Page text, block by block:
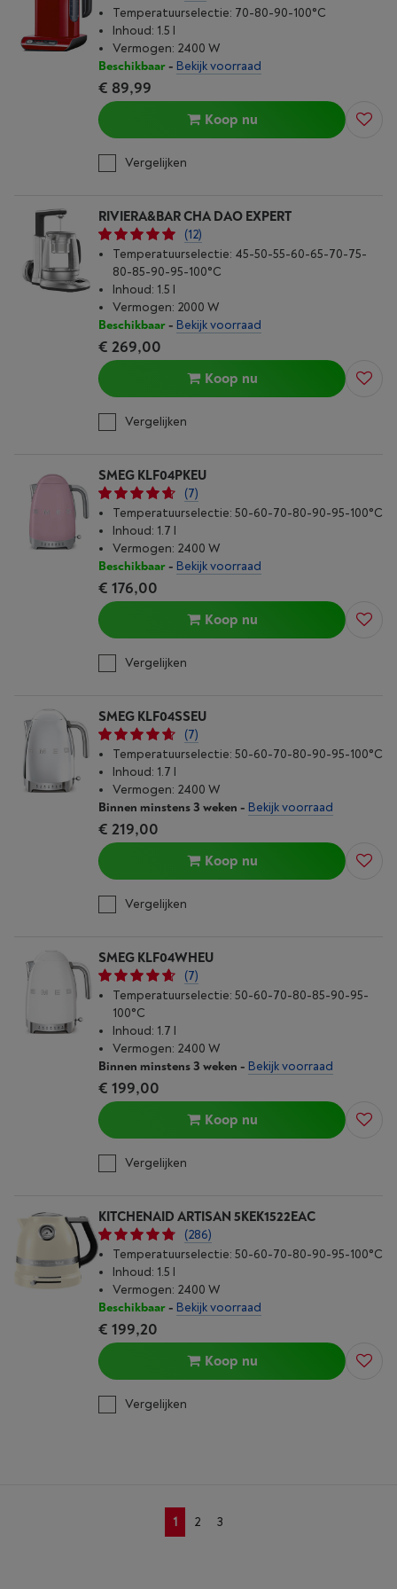
Temperatuurselectie: 70-80-90-100°C
Inhoud: 1.5 l
Vermogen: 2400 W
Beschikbaar- Bekijk voorraad
€ 89,99
Koop nu
Vergelijken
RIVIERA&BAR CHA DAO EXPERT
(12)
Temperatuurselectie: 45-50-55-60-65-70-75-
80-85-90-95-100°C
Inhoud: 1.5 l
Vermogen: 2000 W
Beschikbaar- Bekijk voorraad
€ 269,00
Koop nu
Vergelijken
SMEG KLF04PKEU
(7)
Temperatuurselectie: 50-60-70-80-90-95-100°C
Inhoud: 1.7 l
Vermogen: 2400 W
Beschikbaar- Bekijk voorraad
€ 176,00
Koop nu
Vergelijken
SMEG KLF04SSEU
(7)
Temperatuurselectie: 50-60-70-80-90-95-100°C
Inhoud: 1.7 l
Vermogen: 2400 W
Binnen minstens 3 weken - Bekijk voorraad
€ 219,00
Koop nu
Vergelijken
SMEG KLF04WHEU
(7)
Temperatuurselectie: 50-60-70-80-85-90-95-
100°C
Inhoud: 1.7 l
Vermogen: 2400 W
Binnen minstens 3 weken - Bekijk voorraad
€ 199,00
Koop nu
Vergelijken
KITCHENAID ARTISAN 5KEK1522EAC
(286)
Temperatuurselectie: 50-60-70-80-90-95-100°C
Inhoud: 1.5 l
Vermogen: 2400 W
Beschikbaar- Bekijk voorraad
€ 199,20
Koop nu
Vergelijken
1 2 3